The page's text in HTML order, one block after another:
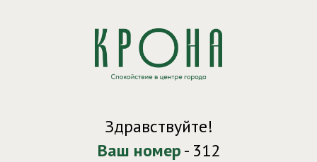
Здравствуйте!
Ваш номер- 312